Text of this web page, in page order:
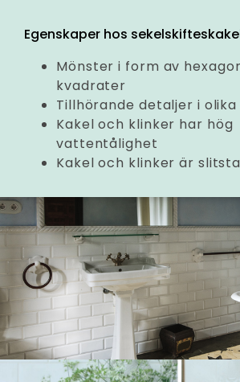
Egenskaper hos
Mönster i form av
kvadrater
Tillhörande detaljer i
Kakel och klinker har hög
vattentålighet
Kakel och klinker är